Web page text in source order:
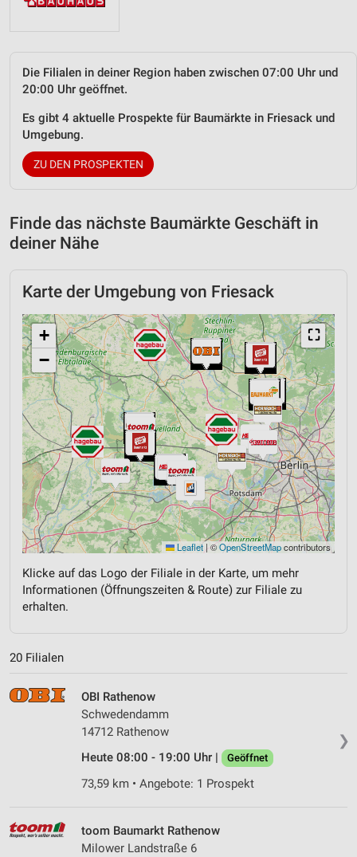
Die Filialen in deiner Region haben zwischen 07:00 Uhr und
20:00 Uhr geöffnet.
Es gibt 4 aktuelle Prospekte für Baumärkte in Friesack und
Umgebung.
ZU DEN PROSPEKTEN
Finde das nächste Baumärkte Geschäft in
deiner Nähe
Karte der Umgebung von Friesack
⛶
+
−
Leaflet | ©OpenStreetMapcontributors
Klicke auf das Logo der Filiale in der Karte, um mehr
Informationen (Öffnungszeiten & Route) zur Filiale zu
erhalten.
20 Filialen
❯
OBI Rathenow
Schwedendamm
14712 Rathenow
Heute 08:00 - 19:00 Uhr |
Geöffnet
73,59 km • Angebote: 1 Prospekt
toom Baumarkt Rathenow
Milower Landstraße 6